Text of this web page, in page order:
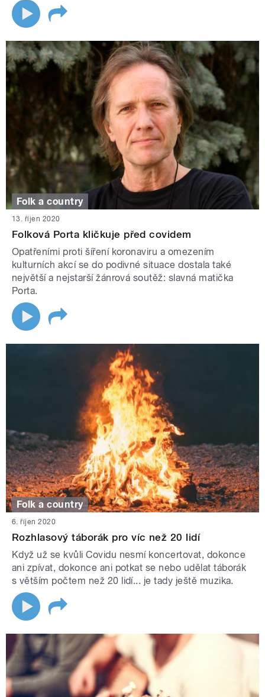
Folk a country
13. říjen 2020
Folková Porta kličkuje před covidem
Opatřeními proti šíření koronaviru a omezením
kulturních akcí se do podivné situace dostala také
největší a nejstarší žánrová soutěž: slavná matička
Porta.
Folk a country
6. říjen 2020
Rozhlasový táborák pro víc než 20 lidí
Když už se kvůli Covidu nesmí koncertovat, dokonce
ani zpívat, dokonce ani potkat se nebo udělat táborák
s větším počtem než 20 lidí... je tady ještě muzika.